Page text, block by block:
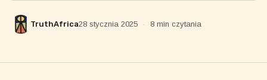
TruthAfrica28 stycznia 2025 · 8 min czytania